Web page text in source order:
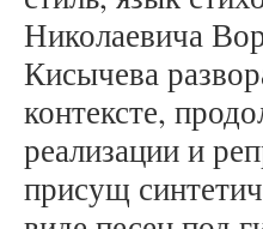
Николаевича
Кисычева
контексте,
реализации и
присущ